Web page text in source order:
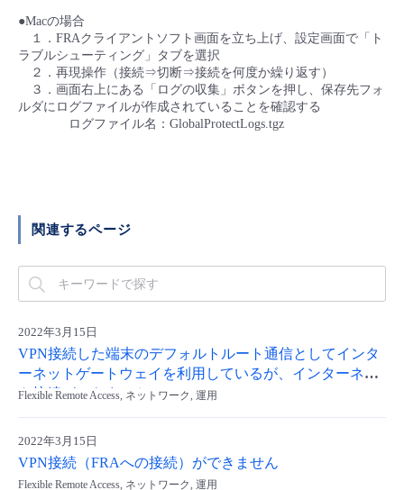
●Macの場合
１．FRAクライアントソフト画面を立ち上げ、設定画面で「ト
ラブルシューティング」タブを選択
２．再現操作（接続⇒切断⇒接続を何度か繰り返す）
３．画面右上にある「ログの収集」ボタンを押し、保存先フォ
ルダにログファイルが作成されていることを確認する
ログファイル名：GlobalProtectLogs.tgz
関連するページ
2022年3月15日
VPN接続した端末のデフォルトルート通信としてインタ
ーネットゲートウェイを利用しているが、インターネッ
ト接続ができません
Flexible Remote Access, ネットワーク, 運用
2022年3月15日
VPN接続（FRAへの接続）ができません
Flexible Remote Access, ネットワーク, 運用